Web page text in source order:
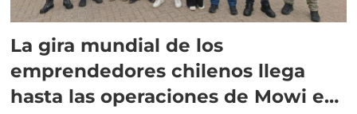
La gira mundial de los
emprendedores chilenos llega
hasta las operaciones de Mowi en